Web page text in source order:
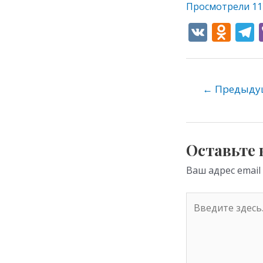
Просмотрели
V O
o
as
s
ni
ki
←
Ваш адрес email
здесь...